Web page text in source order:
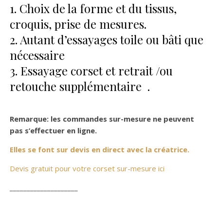
1. Choix de la forme et du tissus,
croquis, prise de mesures.
2. Autant d’essayages toile ou bâti que
nécessaire
3. Essayage corset et retrait /ou
retouche supplémentaire .
Remarque: les commandes sur-mesure ne peuvent
pas s’effectuer en ligne.
Elles se font sur devis en direct avec la créatrice.
Devis gratuit pour votre corset sur-mesure ici